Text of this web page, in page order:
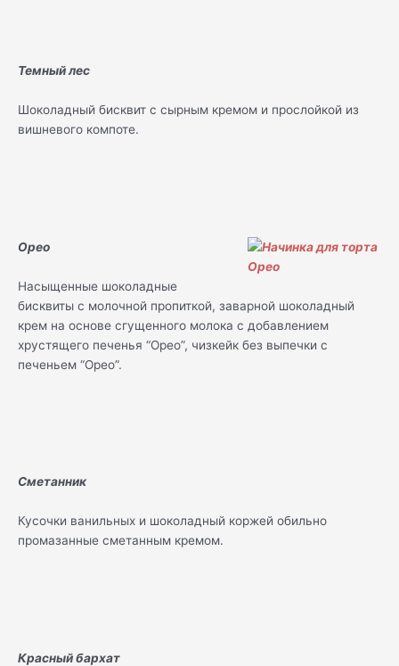
Темный лес
Шоколадный бисквит с сырным кремом и прослойкой из
вишневого компоте.
Орео
Насыщенные шоколадные
бисквиты с молочной пропиткой, заварной шоколадный
крем на основе сгущенного молока с добавлением
хрустящего печенья “Орео”, чизкейк без выпечки с
печеньем “Орео”.
Сметанник
Кусочки ванильных и шоколадный коржей обильно
промазанные сметанным кремом.
Красный бархат